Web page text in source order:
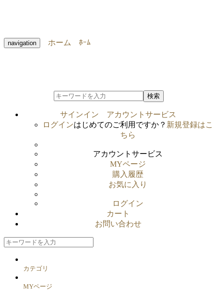
navigation ホーム ﾎｰﾑ
検索
サインイン
アカウントサービス
ログインはじめてのご利用ですか？ 新規登録はこ
ちら
アカウントサービス
MYページ
購入履歴
お気に入り
ログイン
カート
お問い合わせ
カテゴリ
MYページ